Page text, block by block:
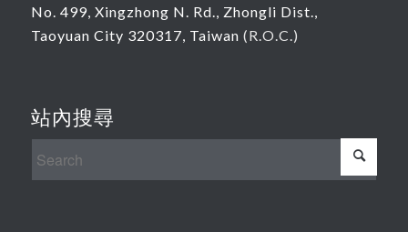
No. 499, Xingzhong N. Rd., Zhongli Dist.,
Taoyuan City 320317, Taiwan (R.O.C.)
站內搜尋